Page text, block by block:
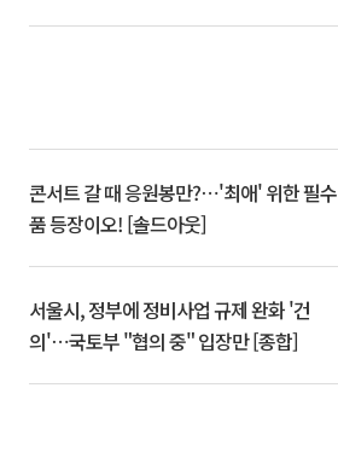
콘서트 갈 때 응원봉만?⋯'최애' 위한 필수
품 등장이오! [솔드아웃]
서울시, 정부에 정비사업 규제 완화 '건
의'⋯국토부 "협의 중" 입장만 [종합]